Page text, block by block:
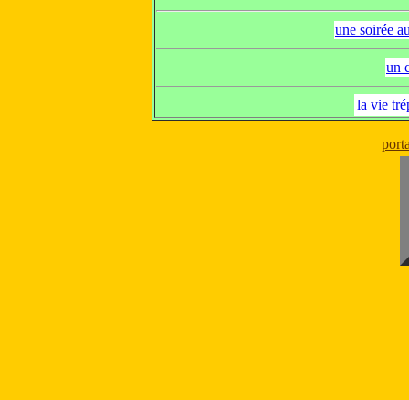
une soirée
un
la vie